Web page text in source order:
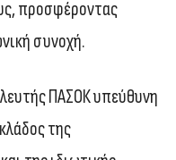
προσφέροντας
συνοχή.
ΠΑΣΟΚ υπεύθυνη
της